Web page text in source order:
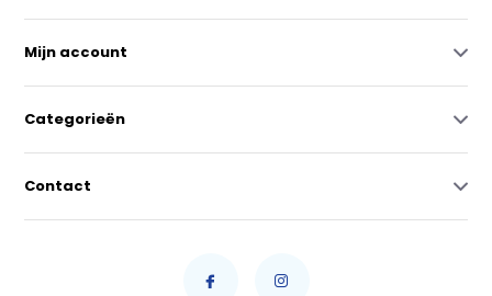
Mijn account
Categorieën
Contact